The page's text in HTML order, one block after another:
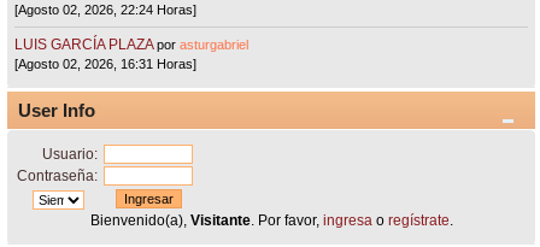
[Agosto 02, 2026, 22:24 Horas]
LUIS GARCÍA PLAZA porasturgabriel
[Agosto 02, 2026, 16:31 Horas]
User Info
Usuario:
Contraseña:
Bienvenido(a), Visitante. Por favor, ingresao regístrate.